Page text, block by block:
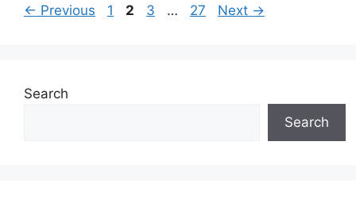
← Previous Page
1 Page
2 Page
3 … Page
27 Next →
Search
Search